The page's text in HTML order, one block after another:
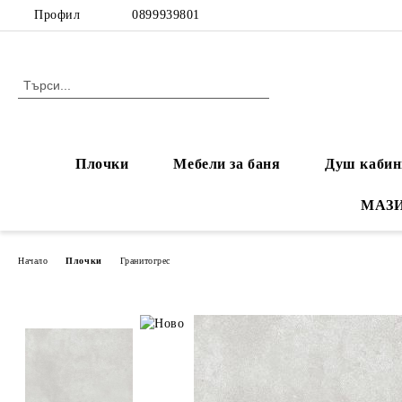
Профил 0899939801
Плочки Мебели за баня Душ
Начало Плочки Гранитогрес